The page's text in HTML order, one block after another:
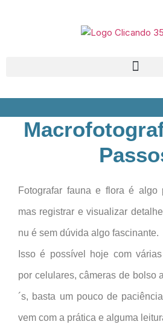
Fotografar fauna e flora é algo
mas registrar e visualizar
nu é sem dúvida algo fascinante.
Isso é possível hoje com
por celulares, câmeras de bolso
´s, basta um pouco de
vem com a prática e alguma